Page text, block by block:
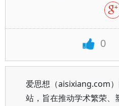
0
爱思想（aisixiang.com
站，旨在推动学术繁荣、